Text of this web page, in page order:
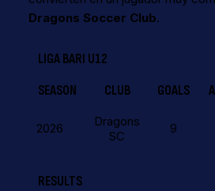
Dragons Soccer Club.
LIGA BARI U12
SEASON
CLUB GOALS
2026
Dragons
SC
9
RESULTS